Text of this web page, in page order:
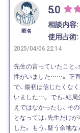
匿名
5.0
相談内容:
使用占術:
2025/04/06 22:14
先生の言っていたこと
性がいました……。 正直
で、 最初は信じたくな
いました…。 でも、結
えではなかったし、 そ
となっては、先生だけ
した。 もう、疑う余地